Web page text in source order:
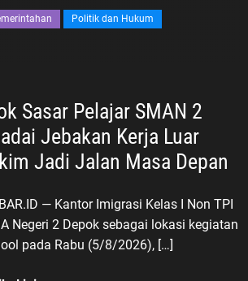
Politik dan Hukum
Sasar Pelajar SMAN 2
Jebakan Kerja Luar
— Kantor Imigrasi Kelas I Non TPI
Negeri 2 Depok sebagai lokasi kegiatan
pada Rabu (5/8/2026), […]